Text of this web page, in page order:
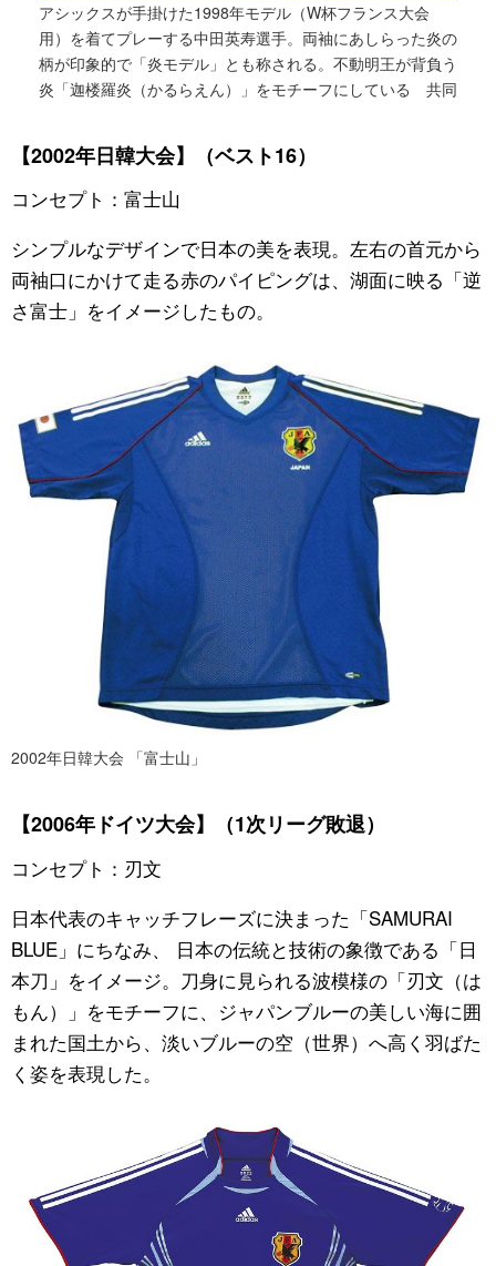
アシックスが手掛けた1998年モデル（W杯フランス大会
用）を着てプレーする中田英寿選手。両袖にあしらった炎の
柄が印象的で「炎モデル」とも称される。不動明王が背負う
炎「迦楼羅炎（かるらえん）」をモチーフにしている 共同
【2002年日韓大会】（ベスト16）
コンセプト：富士山
シンプルなデザインで日本の美を表現。左右の首元から
両袖口にかけて走る赤のパイピングは、湖面に映る「逆
さ富士」をイメージしたもの。
2002年日韓大会 「富士山」
【2006年ドイツ大会】（1次リーグ敗退）
コンセプト：刃文
日本代表のキャッチフレーズに決まった「SAMURAI
BLUE」にちなみ、 日本の伝統と技術の象徴である「日
本刀」をイメージ。刀身に見られる波模様の「刃文（は
もん）」をモチーフに、ジャパンブルーの美しい海に囲
まれた国土から、淡いブルーの空（世界）へ高く羽ばた
く姿を表現した。